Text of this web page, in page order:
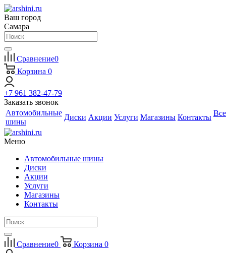
Ваш город
Самара
Сравнение0
Корзина 0
+7 961 382-47-79
Заказать звонок
Автомобильные
шины
Диски Акции Услуги Магазины Контакты Все
Меню
Автомобильные шины
Диски
Акции
Услуги
Магазины
Контакты
Сравнение0 Корзина 0